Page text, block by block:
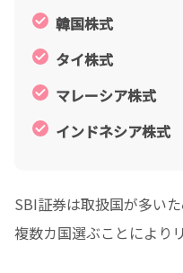
韓国株式
タイ株式
マレーシア株式
インドネシア株式
SBI証券は取扱国が多い
複数カ国選ぶことにより